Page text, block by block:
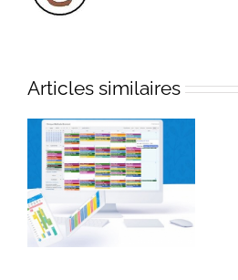
Articles similaires